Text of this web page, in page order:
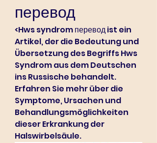
перевод
<Hws syndrom перевод ist ein
Artikel, der die Bedeutung und
Übersetzung des Begriffs Hws
Syndrom aus dem Deutschen
ins Russische behandelt.
Erfahren Sie mehr über die
Symptome, Ursachen und
Behandlungsmöglichkeiten
dieser Erkrankung der
Halswirbelsäule.